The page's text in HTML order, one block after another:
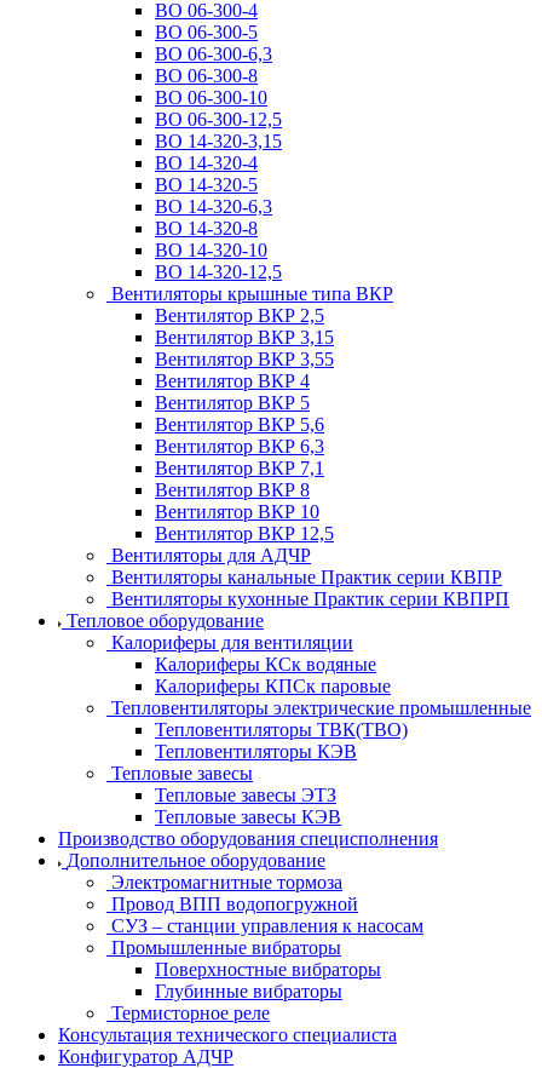
ВО 06-300-4
ВО 06-300-5
ВО 06-300-6,3
ВО 06-300-8
ВО 06-300-10
ВО 06-300-12,5
ВО 14-320-3,15
ВО 14-320-4
ВО 14-320-5
ВО 14-320-6,3
ВО 14-320-8
ВО 14-320-10
ВО 14-320-12,5
Вентиляторы крышные типа ВКР
Вентилятор ВКР 2,5
Вентилятор ВКР 3,15
Вентилятор ВКР 3,55
Вентилятор ВКР 4
Вентилятор ВКР 5
Вентилятор ВКР 5,6
Вентилятор ВКР 6,3
Вентилятор ВКР 7,1
Вентилятор ВКР 8
Вентилятор ВКР 10
Вентилятор ВКР 12,5
Вентиляторы для АДЧР
Вентиляторы канальные Практик серии КВПР
Вентиляторы кухонные Практик серии КВПРП
Тепловое оборудование
Калориферы для вентиляции
Калориферы КСк водяные
Калориферы КПСк паровые
Тепловентиляторы электрические промышленные
Тепловентиляторы ТВК(ТВО)
Тепловентиляторы КЭВ
Тепловые завесы
Тепловые завесы ЭТЗ
Тепловые завесы КЭВ
Производство оборудования специсполнения
Дополнительное оборудование
Электромагнитные тормоза
Провод ВПП водопогружной
СУЗ – станции управления к насосам
Промышленные вибраторы
Поверхностные вибраторы
Глубинные вибраторы
Термисторное реле
Консультация технического специалиста
Конфигуратор АДЧР